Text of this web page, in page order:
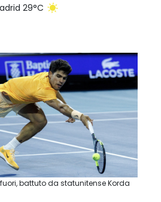
29°C
battuto da statunitense Korda